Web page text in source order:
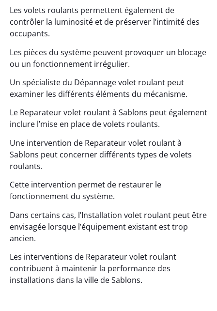
Les volets roulants permettent également de
contrôler la luminosité et de préserver l’intimité des
occupants.
Les pièces du système peuvent provoquer un blocage
ou un fonctionnement irrégulier.
Un spécialiste du Dépannage volet roulant peut
examiner les différents éléments du mécanisme.
Le Reparateur volet roulant à Sablons peut également
inclure l’mise en place de volets roulants.
Une intervention de Reparateur volet roulant à
Sablons peut concerner différents types de volets
roulants.
Cette intervention permet de restaurer le
fonctionnement du système.
Dans certains cas, l’Installation volet roulant peut être
envisagée lorsque l’équipement existant est trop
ancien.
Les interventions de Reparateur volet roulant
contribuent à maintenir la performance des
installations dans la ville de Sablons.